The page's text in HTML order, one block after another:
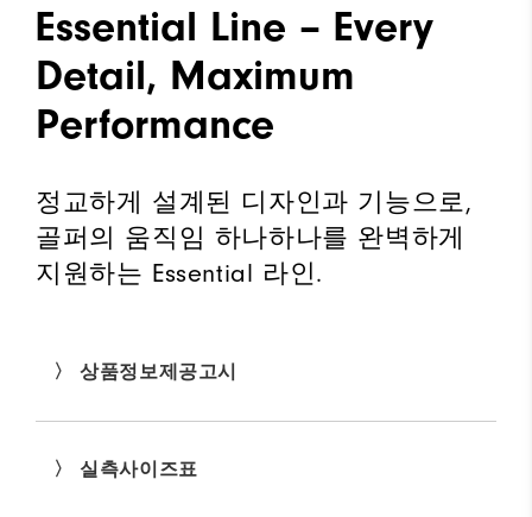
Essential Line – Every
Detail, Maximum
Performance
정교하게 설계된 디자인과 기능으로,
골퍼의 움직임 하나하나를 완벽하게
지원하는 Essential 라인.
〉 상품정보제공고시
〉 실측사이즈표